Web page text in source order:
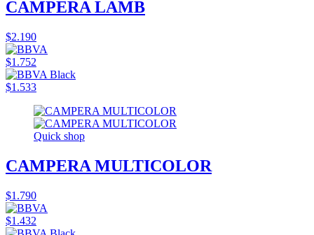
CAMPERA LAMB
$2.190
$1.752
$1.533
Quick shop
CAMPERA MULTICOLOR
$1.790
$1.432